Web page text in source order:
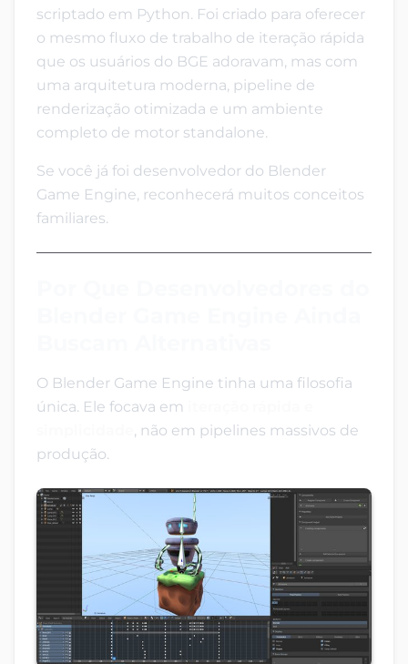
scriptado em Python. Foi criado para oferecer
o mesmo fluxo de trabalho de iteração rápida
que os usuários do BGE adoravam, mas com
uma arquitetura moderna, pipeline de
renderização otimizada e um ambiente
completo de motor standalone.
Se você já foi desenvolvedor do Blender
Game Engine, reconhecerá muitos conceitos
familiares.
O Blender Game Engine tinha uma filosofia
única. Ele focava em
, não em pipelines massivos de
produção.